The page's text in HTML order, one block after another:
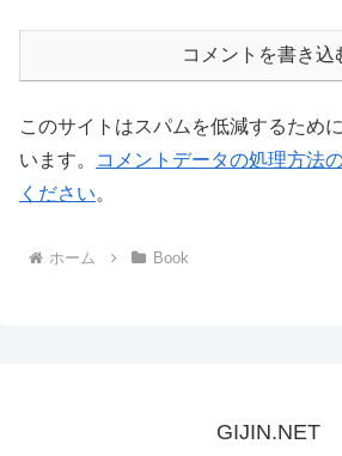
コメントを書き込
このサイトはスパムを低減するため
います。
コメントデータの処理方法
ください。
ホーム Book
GIJIN.NET